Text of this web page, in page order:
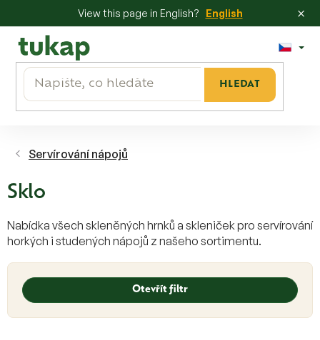
View this page in English? English ×
obsah
HLEDAT
Servírování nápojů
Sklo
Nabídka všech skleněných hrnků a skleniček pro servírování
horkých i studených nápojů z našeho sortimentu.
Otevřít filtr
V
i